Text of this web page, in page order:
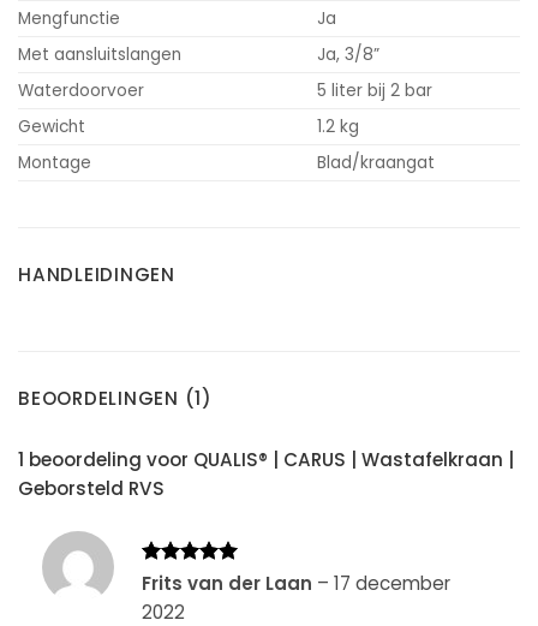
Mengfunctie
Ja
Met aansluitslangen
Ja, 3/8”
Waterdoorvoer
5 liter bij 2 bar
Gewicht
1.2 kg
Montage
Blad/kraangat
HANDLEIDINGEN
BEOORDELINGEN (1)
1 beoordeling voor QUALIS® | CARUS | Wastafelkraan |
Geborsteld RVS
Gewaardeerd
Frits van der Laan – 17 december
2022